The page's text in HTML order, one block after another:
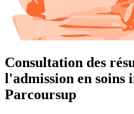
Consultation des
l'admission en
Parcoursup